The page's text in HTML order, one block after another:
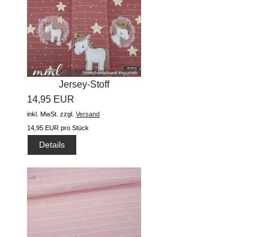
Jersey-Stoff
"Sternchenschweif...
14,95 EUR
inkl. MwSt. zzgl. Versand
14,95 EUR pro Stück
Details